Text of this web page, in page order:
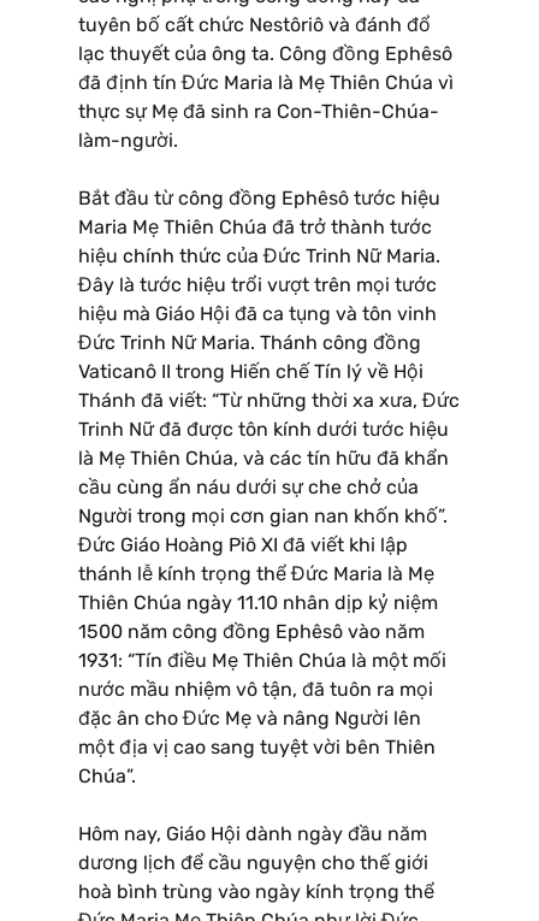
tuyên bố cất chức Nestôriô và đánh đổ
lạc thuyết của ông ta. Công đồng Ephêsô
đã định tín Đức Maria là Mẹ Thiên Chúa vì
thực sự Mẹ đã sinh ra Con-Thiên-Chúa-
làm-người.
Bắt đầu từ công đồng Ephêsô tước hiệu
Maria Mẹ Thiên Chúa đã trở thành tước
hiệu chính thức của Đức Trinh Nữ Maria.
Đây là tước hiệu trổi vượt trên mọi tước
hiệu mà Giáo Hội đã ca tụng và tôn vinh
Đức Trinh Nữ Maria. Thánh công đồng
Vaticanô II trong Hiến chế Tín lý về Hội
Thánh đã viết: “Từ những thời xa xưa, Đức
Trinh Nữ đã được tôn kính dưới tước hiệu
là Mẹ Thiên Chúa, và các tín hữu đã khẩn
cầu cùng ẩn náu dưới sự che chở của
Người trong mọi cơn gian nan khốn khố”.
Đức Giáo Hoàng Piô XI đã viết khi lập
thánh lễ kính trọng thể Đức Maria là Mẹ
Thiên Chúa ngày 11.10 nhân dịp kỷ niệm
1500 năm công đồng Ephêsô vào năm
1931: “Tín điều Mẹ Thiên Chúa là một mối
nước mầu nhiệm vô tận, đã tuôn ra mọi
đặc ân cho Đức Mẹ và nâng Người lên
một địa vị cao sang tuyệt vời bên Thiên
Chúa”.
Hôm nay, Giáo Hội dành ngày đầu năm
dương lịch để cầu nguyện cho thế giới
hoà bình trùng vào ngày kính trọng thể